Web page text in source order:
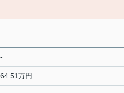
-
64.51万円